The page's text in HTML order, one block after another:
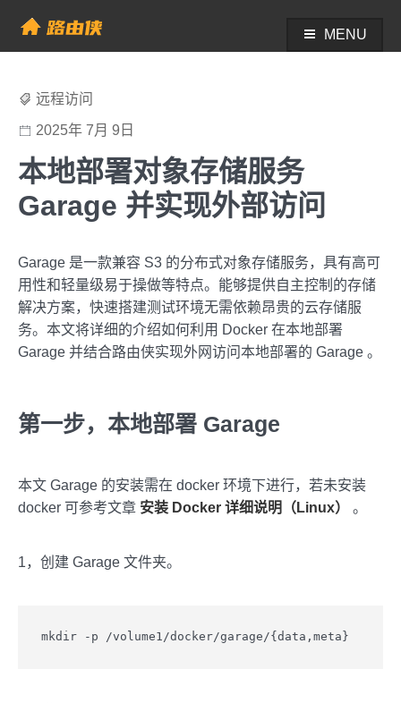
content
帮助中心 - 路由侠
MENU
远程访问
2025年 7月 9日
本地部署对象存储服务
Garage 并实现外部访问
Garage 是一款兼容 S3 的分布式对象存储服务，具有高可
用性和轻量级易于操做等特点。能够提供自主控制的存储
解决方案，快速搭建测试环境无需依赖昂贵的云存储服
务。本文将详细的介绍如何利用 Docker 在本地部署
Garage 并结合路由侠实现外网访问本地部署的 Garage 。
第一步，本地部署 Garage
本文 Garage 的安装需在 docker 环境下进行，若未安装
docker 可参考文章 安装 Docker 详细说明（Linux） 。
1，创建 Garage 文件夹。
mkdir -p /volume1/docker/garage/{data,meta}